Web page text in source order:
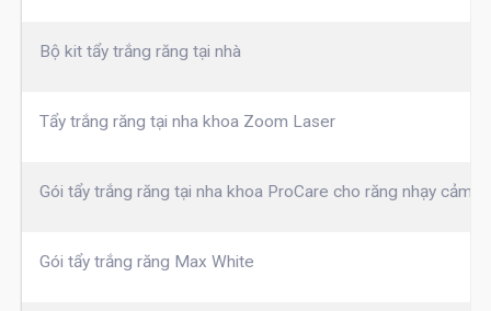
Bộ kit tẩy trắng răng tại nhà
Tẩy trắng răng tại nha khoa Zoom Laser
Gói tẩy trắng răng tại nha khoa ProCare cho răng nhạy cảm
Gói tẩy trắng răng Max White